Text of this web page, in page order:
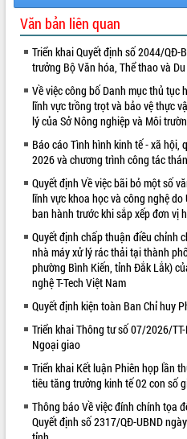
VIDEO
Khám bệnh, cấp phát thuốc miễn phí
và tặng quà người dân xã Cư Pui
Hội nghị UBND tỉnh Đắk Lắk thường kỳ
tháng 7/2026
Lễ truy tặng danh hiệu “Bà Mẹ Việt
Nam Anh hùng” và trao Huân chương
Lao động
UBND tỉnh Đắk Lắk triển khai nhiệm
vụ 6 tháng cuối năm 2026
Kỳ họp thứ Hai, Hội đồng nhân dân
ALBUM ẢNH
Văn bản liên quan
Triển khai Quyết định số 2044/
trưởng Bộ Văn hóa, Thể thao và
Về việc công bố Danh mục thủ tục
lĩnh vực trồng trọt và bảo vệ thực
lý của Sở Nông nghiệp và Môi
Báo cáo Tình hình kinh tế - xã
2026 và chương trình công tác
Quyết định Về việc bãi bỏ một số
lĩnh vực khoa học và công nghệ
ban hành trước khi sắp xếp đơn vị
Quyết định chấp thuận điều chỉnh
nhà máy xử lý rác thải tại thành
phường Bình Kiến, tỉnh Đắk Lắk)
nghệ T-Tech Việt Nam
Quyết định kiện toàn Ban Chỉ huy
Triển khai Thông tư số 07/2026/
Ngoại giao
Triển khai Kết luận Phiên họp lần
tiêu tăng trưởng kinh tế 02 con số
Thông báo Về việc đính chính tọa
Quyết định số 2317/QĐ-UBND